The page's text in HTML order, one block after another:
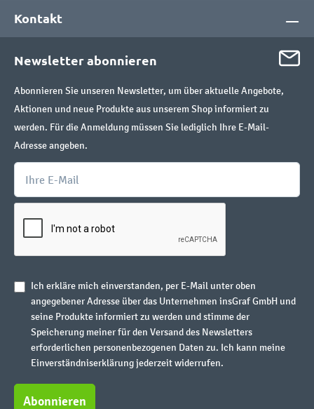
Kontakt
Newsletter abonnieren
Abonnieren Sie unseren Newsletter, um über aktuelle Angebote,
Aktionen und neue Produkte aus unserem Shop informiert zu
werden. Für die Anmeldung müssen Sie lediglich Ihre E-Mail-
Adresse angeben.
Ich erkläre mich einverstanden, per E-Mail unter oben
angegebener Adresse über das Unternehmen insGraf GmbH und
seine Produkte informiert zu werden und stimme der
Speicherung meiner für den Versand des Newsletters
erforderlichen personenbezogenen Daten zu. Ich kann meine
Einverständniserklärung jederzeit widerrufen.
Abonnieren